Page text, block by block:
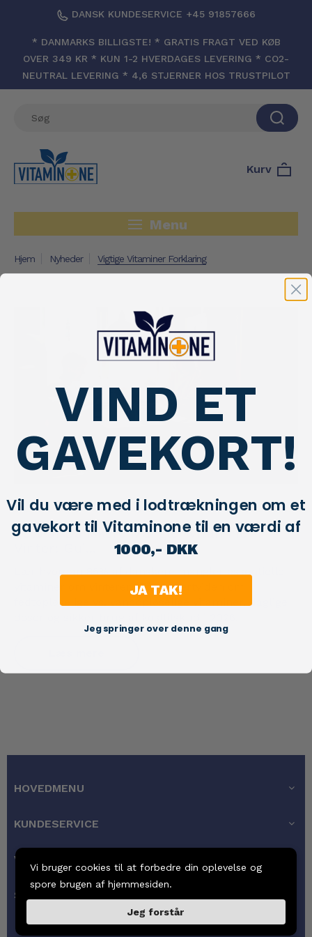
DANSK KUNDESERVICE +45 91857666
* DANMARKS BILLIGSTE! * GRATIS FRAGT VED KØB
OVER 349 KR * KUN 1-2 HVERDAGES LEVERING * CO2-
NEUTRAL LEVERING * 4,6 STJERNER HOS TRUSTPILOT
Kurv
Menu
Hjem Nyheder Vigtige Vitaminer Forklaring
By chrisonMarch 02, 2026
85% af Danskere Mangler Vitaminer i
vitaminer om vinteren. Få ekspertviden om
fedtopløselige vs. vandopløselige vitaminer, daglige
HOVEDMENU
KUNDESERVICE
VORES GARANTI
SIDEFODSMENU
Vi bruger cookies til at forbedre din oplevelse og
spore brugen af hjemmesiden.
Jeg forstår
VIND ET
GAVEKORT!
Vil du være med i lodtrækningen om et
gavekort til Vitaminone til en værdi af
1000,- DKK
JA TAK!
Jeg springer over denne gang